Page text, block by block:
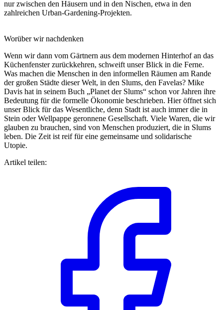
nur zwischen den Häusern und in den Nischen, etwa in den
zahlreichen Urban-Gardening-Projekten.
Worüber wir nachdenken
Wenn wir dann vom Gärtnern aus dem modernen Hinterhof an das
Küchenfenster zurückkehren, schweift unser Blick in die Ferne.
Was machen die Menschen in den informellen Räumen am Rande
der großen Städte dieser Welt, in den Slums, den Favelas? Mike
Davis hat in seinem Buch „Planet der Slums“ schon vor Jahren ihre
Bedeutung für die formelle Ökonomie beschrieben. Hier öffnet sich
unser Blick für das Wesentliche, denn Stadt ist auch immer die in
Stein oder Wellpappe geronnene Gesellschaft. Viele Waren, die wir
glauben zu brauchen, sind von Menschen produziert, die in Slums
leben. Die Zeit ist reif für eine gemeinsame und solidarische
Utopie.
Artikel teilen: